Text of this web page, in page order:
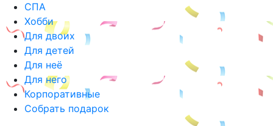
СПА
Хобби
Для двоих
Для детей
Для неё
Для него
Корпоративные
Собрать подарок